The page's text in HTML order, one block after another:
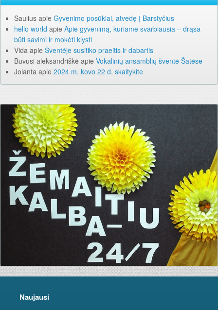
Saulius apie Gyvenimo posūkiai, atvedę į Barstyčius
hello world apie Apie gyvenimą, kuriame svarbiausia – drąsa
būti savimi ir mokėti klysti
Vida apie Šventėje susitiko praeitis ir dabartis
Buvusi aleksandriškė apie Vokalinių ansamblių šventė Šatėse
Jolanta apie 2024 m. kovo 22 d. skaitykite
Naujausi